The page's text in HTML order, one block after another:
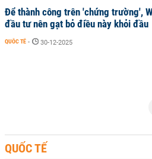
Để thành công trên 'chứng trường',
đầu tư nên gạt bỏ điều này khỏi đầu
QUỐC TẾ - 30-12-2025
QUỐC TẾ